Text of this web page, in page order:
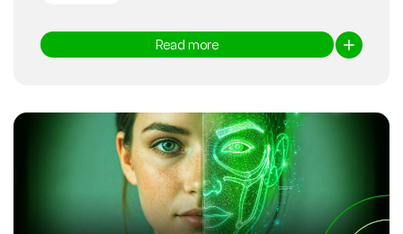
Read more